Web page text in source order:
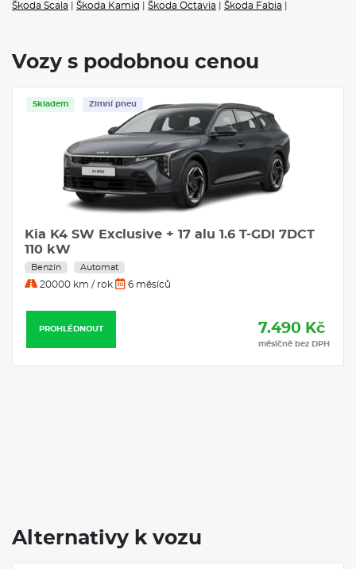
Škoda Scala Škoda Kamiq Škoda Octavia Škoda Fabia
Vozy s podobnou cenou
Skladem Zimní pneu
Kia K4 SW Exclusive + 17 alu 1.6 T-GDI 7DCT
110 kW
Benzín Automat
20000 km / rok 6 měsíců
PROHLÉDNOUT 7.490 Kč
měsíčně bez DPH
Alternativy k vozu